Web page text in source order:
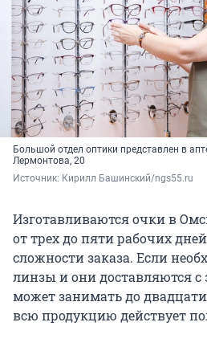
Большой отдел оптики представлен в
Лермонтова, 20
Источник: Кирилл Башинский/ngs55.ru
Изготавливаются очки в
от трех до пяти рабочих
сложности заказа. Если
линзы и они доставляются с
может занимать до
всю продукцию действует